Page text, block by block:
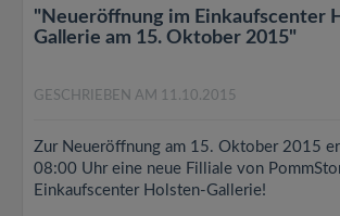
"Neueröffnung im Einkaufscenter
Gallerie am 15. Oktober 2015"
GESCHRIEBEN AM 11.10.2015
Zur Neueröffnung am 15. Oktober 2015
08:00 Uhr eine neue Filliale von
Einkaufscenter Holsten-Gallerie!